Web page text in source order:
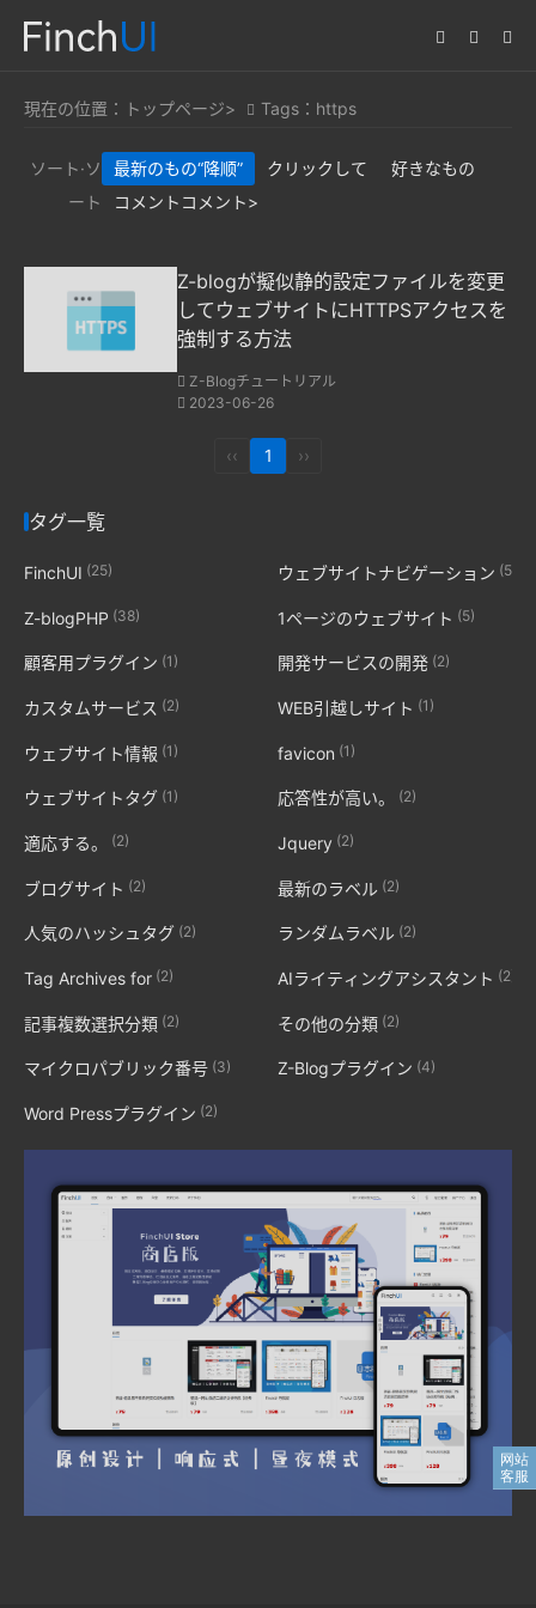
現在の位置： トップページ> Tags：https
ソート·ソ
ート
最新のもの“降顺” クリックして
好きなもの
コメントコメント>
Z-blogが擬似静的設定ファイルを変更
してウェブサイトにHTTPSアクセスを
強制する方法
Z-Blogチュートリアル
2023-06-26
‹‹ 1 ››
タグ一覧
FinchUI (25) ウェブサイトナビゲーション (5)
Z-blogPHP (38) 1ページのウェブサイト (5)
顧客用プラグイン (1) 開発サービスの開発(2)
カスタムサービス (2) WEB引越しサイト (1)
ウェブサイト情報 (1) favicon (1)
ウェブサイトタグ (1) 応答性が高い。 (2)
適応する。 (2) Jquery (2)
ブログサイト (2) 最新のラベル (2)
人気のハッシュタグ (2) ランダムラベル (2)
Tag Archives for (2) AIライティングアシスタント (2)
記事複数選択分類 (2) その他の分類(2)
マイクロパブリック番号 (3) Z-Blogプラグイン (4)
Word Pressプラグイン (2)